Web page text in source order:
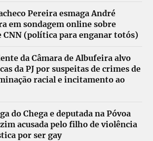
Pereira esmaga André
em sondagem online sobre
CNN (política para enganar totós)
da Câmara de Albufeira alvo
da PJ por suspeitas de crimes de
racial e incitamento ao
do Chega e deputada na Póvoa
acusada pelo filho de violência
por ser gay